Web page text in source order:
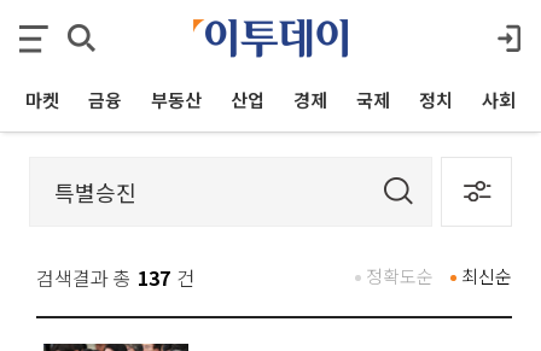
마켓 금융 부동산 산업 경제 국제 정치 사회
검색결과 총 137 건 최신순
정확도순